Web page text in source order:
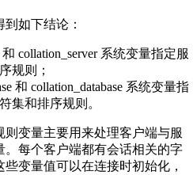
如下结论：
和 collation_server 系统变量指定服
规则；
和 collation_database 系统变量指
集和排序规则。
变量主要用来处理客户端与服
。每个客户端都有会话相关的字
变量值可以在连接时初始化，